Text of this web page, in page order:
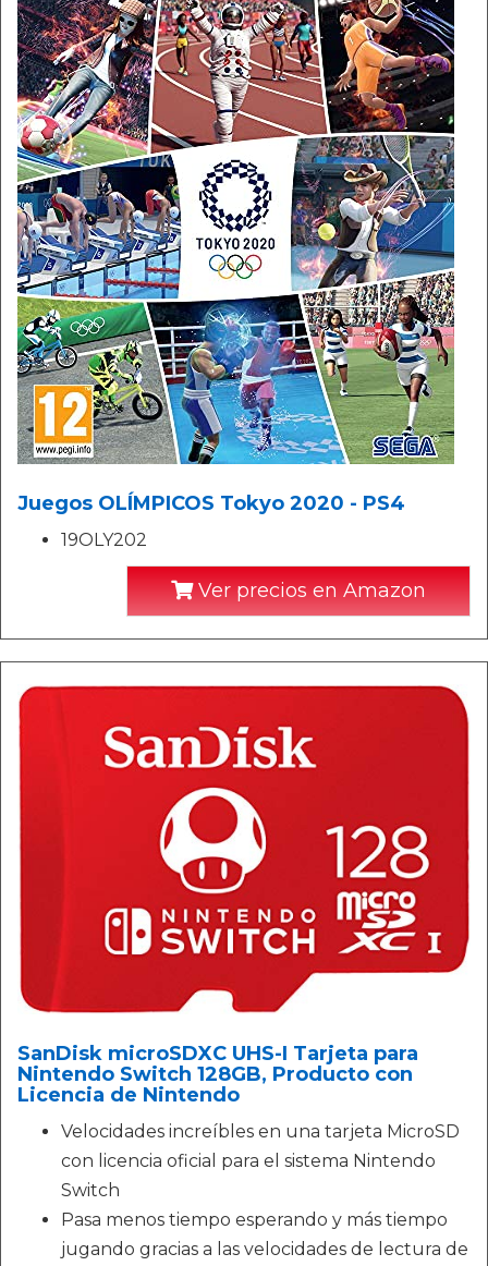
Juegos OLÍMPICOS Tokyo 2020 - PS4
19OLY202
Ver precios en Amazon
SanDisk microSDXC UHS-I Tarjeta para
Nintendo Switch 128GB, Producto con
Licencia de Nintendo
Velocidades increíbles en una tarjeta MicroSD
con licencia oficial para el sistema Nintendo
Switch
Pasa menos tiempo esperando y más tiempo
jugando gracias a las velocidades de lectura de